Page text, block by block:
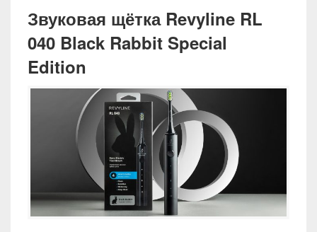
Звуковая щётка Revyline RL
040 Black Rabbit Special
Edition